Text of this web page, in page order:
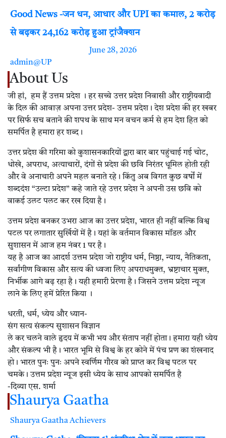
Good News -जन धन, आधार और UPI का कमाल, 2 करोड़
से बढ़कर 24,162 करोड़ हुआ ट्रांजैक्शन
June 28, 2026
admin@UP
About Us
जी हां, हम हैं उत्तम प्रदेश । हर सच्चे उत्तर प्रदेश निवासी और राष्ट्रीयवादी
के दिल की आवाज़ अपना उत्तर प्रदेश- उत्तम प्रदेश। देश प्रदेश की हर खबर
पर सिर्फ सच बताने की शपथ के साथ मन वचन कर्म से हम देश हित को
समर्पित है हमारा हर शब्द।
उत्तर प्रदेश की गरिमा को कुशासनकारियों द्वारा बार बार पहुंचाई गई चोट,
धोखे, अपराध, अत्याचारों, दंगों से प्रदेश की छवि निरंतर धूमिल होती रही
और वे अनाचारी अपने महल बनाते रहे। किंतु अब विगत कुछ वर्षों में
शब्ददंश “उल्टा प्रदेश” कहे जाते रहे उत्तर प्रदेश ने अपनी उस छवि को
वाकई उलट पलट कर रख दिया है।
उत्तम प्रदेश बनकर उभरा आज का उत्तर प्रदेश, भारत ही नहीं बल्कि विश्व
पटल पर लगातार सुर्खियों में है। यहां के वर्तमान विकास मॉडल और
सुशासन में आज हम नंबर 1 पर है।
यह है आज का आदर्श उत्तम प्रदेश जो राष्ट्रीय धर्म, निष्ठा, न्याय, नैतिकता,
सर्वांगीण विकास और सत्य की ध्वजा लिए अपराधमुक्त, भ्रष्टाचार मुक्त,
निर्भीक आगे बढ़ रहा है। यही हमारी प्रेरणा है। जिसने उत्तम प्रदेश न्यूज
लाने के लिए हमें प्रेरित किया ।
धरती, धर्म, ध्येय और ध्यान-
संग सत्य संकल्प सुशासन विज्ञान
ले कर चलने वाले हृदय में कभी भय और संताप नहीं होता। हमारा यही ध्येय
और संकल्प भी है। भारत भूमि से विश्व के हर कोने में पंच प्रण का शंखनाद
हो। भारत पुनः पुनः अपने स्वर्णिम गौरव को प्राप्त कर विश्व पटल पर
चमके। उत्तम प्रदेश न्यूज इसी ध्येय के साथ आपको समर्पित है
-दिव्या एस. शर्मा
Shaurya Gaatha
Shaurya GaathaAchievers